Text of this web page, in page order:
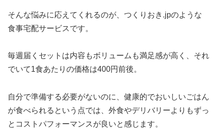
そんな悩みに応えてくれるのが、つくりおき.jpのような
食事宅配サービスです。
毎週届くセットは内容もボリュームも満足感が高く、それ
でいて1食あたりの価格は400円前後。
自分で準備する必要がないのに、健康的でおいしいごはん
が食べられるという点では、外食やデリバリーよりもずっ
とコストパフォーマンスが良いと感じます。